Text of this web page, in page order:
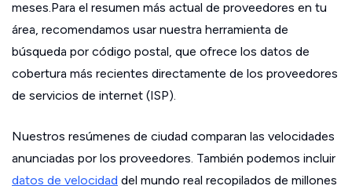
meses.Para el resumen más actual de proveedores en tu
área, recomendamos usar nuestra herramienta de
búsqueda por código postal, que ofrece los datos de
cobertura más recientes directamente de los proveedores
de servicios de internet (ISP).
Nuestros resúmenes de ciudad comparan las velocidades
anunciadas por los proveedores. También podemos incluir
datos de velocidad del mundo real recopilados de millones